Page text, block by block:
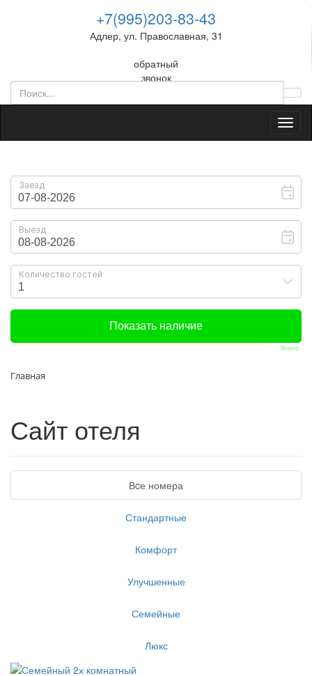
+7(995)203-83-43
Адлер, ул. Православная, 31
обратный
звонок
Bnovo
Главная
Сайт отеля
Вcе номера
Стандартные
Комфорт
Улучшенные
Семейные
Люкс